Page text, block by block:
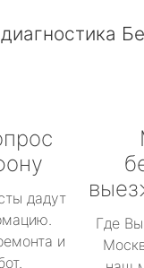
дадут
и
Где